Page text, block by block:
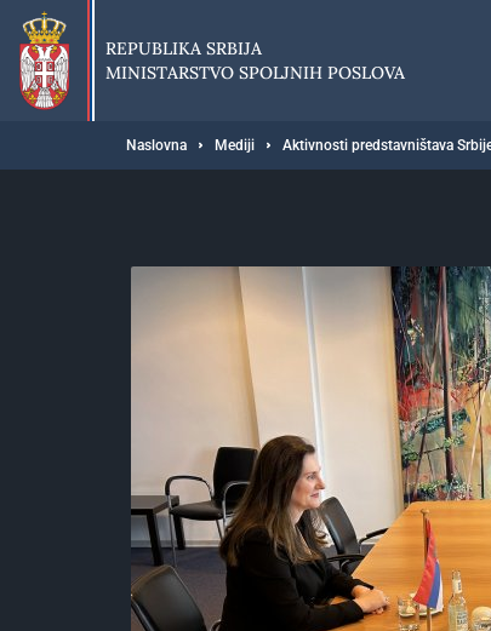
Preskoči
glavni
deo
sadržaja
REPUBLIKA SRBIJA
MINISTARSTVO SPOLJNIH POSLOVA
Breadcrumb
Naslovna Mediji Aktivnosti predstavništava